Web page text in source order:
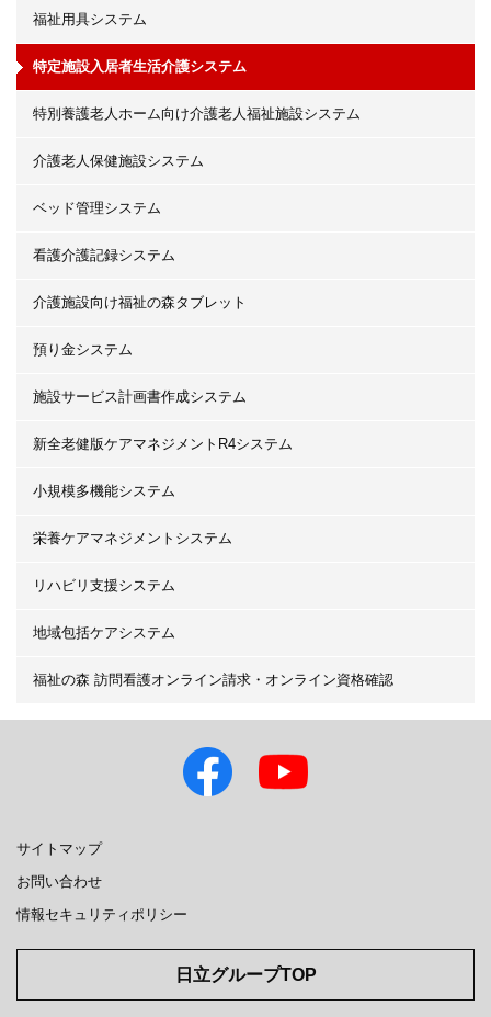
福祉用具システム
特定施設入居者生活介護システム
特別養護老人ホーム向け介護老人福祉施設システム
介護老人保健施設システム
ベッド管理システム
看護介護記録システム
介護施設向け福祉の森タブレット
預り金システム
施設サービス計画書作成システム
新全老健版ケアマネジメントR4システム
小規模多機能システム
栄養ケアマネジメントシステム
リハビリ支援システム
地域包括ケアシステム
福祉の森 訪問看護オンライン請求・オンライン資格確認
サイトマップ
お問い合わせ
情報セキュリティポリシー
日立グループTOP